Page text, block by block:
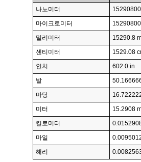
나노미터
마이크로미터
밀리미터
15290.8
센티미터
1529.08
인치
602.0 in
발
마당
미터
15.2908
킬로미터
마일
해리